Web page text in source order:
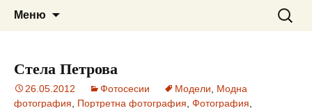
Меню
Стела Петрова
26.05.2012 Фотосесии Модели
Модна
фотография
Портретна фотография Фотография